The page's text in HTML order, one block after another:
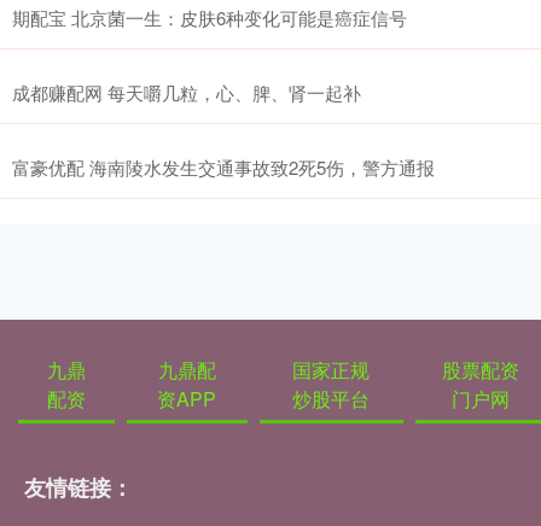
期配宝 北京菌一生：皮肤6种变化可能是癌症信号
成都赚配网 每天嚼几粒，心、脾、肾一起补
富豪优配 海南陵水发生交通事故致2死5伤，警方通报
九鼎
配资
九鼎配
资APP
国家正规
炒股平台
股票配资
门户网
友情链接：